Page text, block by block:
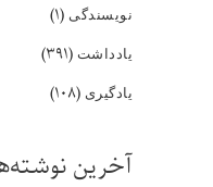
نویسندگی (۱)
یادداشت (۳۹۱)
یادگیری (۱۰۸)
آخرین